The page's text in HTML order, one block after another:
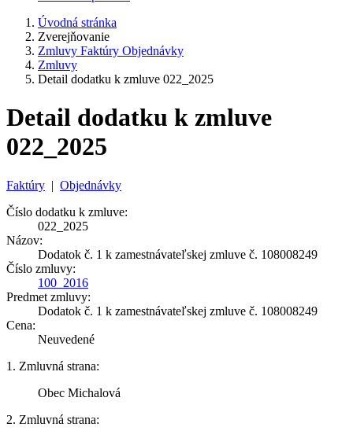
Úvodná stránka
Zverejňovanie
Zmluvy Faktúry Objednávky
Zmluvy
Detail dodatku k zmluve 022_2025
Detail dodatku k zmluve
022_2025
Faktúry | Objednávky
Číslo dodatku k zmluve:
022_2025
Názov:
Dodatok č. 1 k zamestnávateľskej zmluve č. 108008249
Číslo zmluvy:
100_2016
Predmet zmluvy:
Dodatok č. 1 k zamestnávateľskej zmluve č. 108008249
Cena:
Neuvedené
1. Zmluvná strana:
Obec Michalová
2. Zmluvná strana: